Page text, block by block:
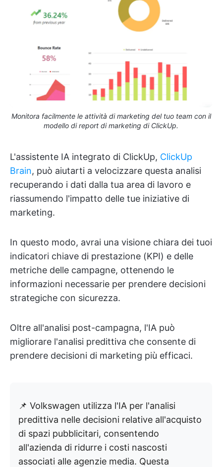
Monitora facilmente le attività di marketing del tuo team con il
modello di report di marketing di ClickUp.
L'assistente IA integrato di ClickUp, ClickUp
Brain, può aiutarti a velocizzare questa analisi
recuperando i dati dalla tua area di lavoro e
riassumendo l'impatto delle tue iniziative di
marketing.
In questo modo, avrai una visione chiara dei tuoi
indicatori chiave di prestazione (KPI) e delle
metriche delle campagne, ottenendo le
informazioni necessarie per prendere decisioni
strategiche con sicurezza.
Oltre all'analisi post-campagna, l'IA può
migliorare l'analisi predittiva che consente di
prendere decisioni di marketing più efficaci.
📌 Volkswagen utilizza l'IA per l'analisi
predittiva nelle decisioni relative all'acquisto
di spazi pubblicitari, consentendo
all'azienda di ridurre i costi nascosti
associati alle agenzie media. Questa